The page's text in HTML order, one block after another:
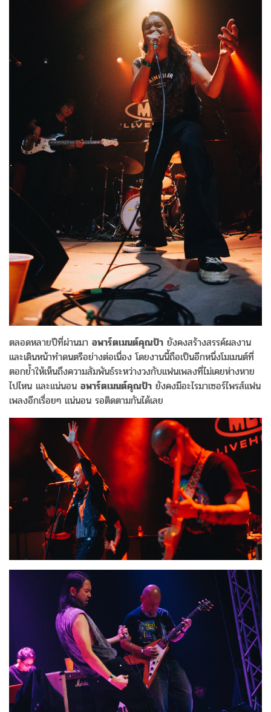
ตลอดหลายปีที่ผ่านมา อพาร์ตเมนต์คุณป้า ยังคงสร้างสรรค์ผลงาน
และเดินหน้าทำดนตรีอย่างต่อเนื่อง โดยงานนี้ถือเป็นอีกหนึ่งโมเมนต์ที่
ตอกย้ำให้เห็นถึงความสัมพันธ์ระหว่างวงกับแฟนเพลงที่ไม่เคยห่างหาย
ไปไหน และแน่นอน อพาร์ตเมนต์คุณป้า ยังคงมีอะไรมาเซอร์ไพรส์แฟน
เพลงอีกเรื่อยๆ แน่นอน รอติดตามกันได้เลย